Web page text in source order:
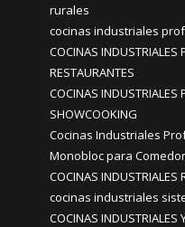
rurales
cocinas industriales
COCINAS INDUSTRIALES
RESTAURANTES
COCINAS INDUSTRIALES
SHOWCOOKING
Cocinas Industriales
Monobloc para
COCINAS INDUSTRIALES
cocinas industriales
COCINAS INDUSTRIALES